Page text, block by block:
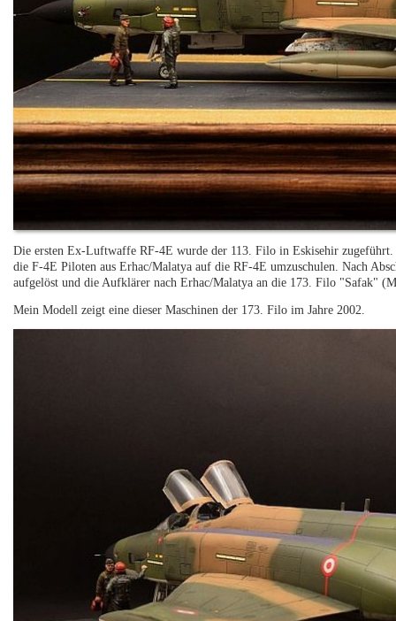
Die ersten Ex-Luftwaffe RF-4E wurde der 113. Filo in Eskisehir
die F-4E Piloten aus Erhac/Malatya auf die RF-4E umzuschulen. Nach
aufgelöst und die Aufklärer nach Erhac/Malatya an die 173. Filo "Safak"
Mein Modell zeigt eine dieser Maschinen der 173. Filo im Jahre 2002.